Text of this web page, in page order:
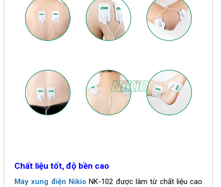
Chất liệu tốt, độ bền cao
Máy xung điện Nikio NK-102 được làm từ chất liệu cao